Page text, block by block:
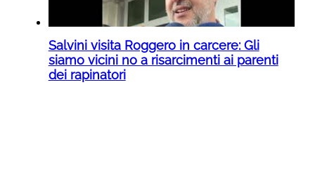
Salvini visita Roggero in carcere: Gli
siamo vicini no a risarcimenti ai parenti
dei rapinatori